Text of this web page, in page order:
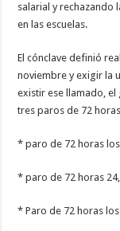
salarial y rechazando
en las escuelas.
El cónclave definió
noviembre y exigir la
existir ese llamado,
tres paros de 72
* paro de 72 horas
* paro de 72 horas
* Paro de 72 horas